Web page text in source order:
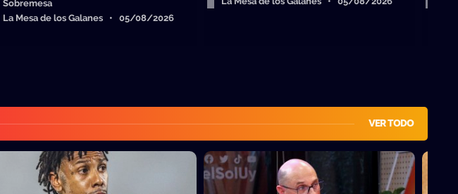
Sobremesa
La Mesa de los Galanes • 05/08/2026
VER TODO